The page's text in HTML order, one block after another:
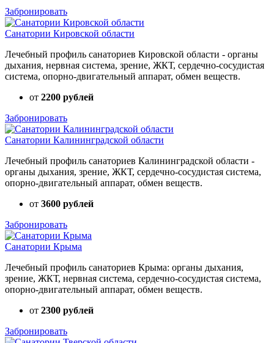
Забронировать
Санатории Кировской области
Лечебный профиль санаториев Кировской области - органы
дыхания, нервная система, зрение, ЖКТ, сердечно-сосудистая
система, опорно-двигательный аппарат, обмен веществ.
от 2200 рублей
Забронировать
Санатории Калининградской области
Лечебный профиль санаториев Калининградской области -
органы дыхания, зрение, ЖКТ, сердечно-сосудистая система,
опорно-двигательный аппарат, обмен веществ.
от 3600 рублей
Забронировать
Санатории Крыма
Лечебный профиль санаториев Крыма: органы дыхания,
зрение, ЖКТ, нервная система, сердечно-сосудистая система,
опорно-двигательный аппарат, обмен веществ.
от 2300 рублей
Забронировать